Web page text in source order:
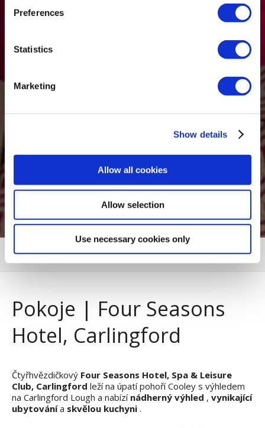
Preferences
Statistics
Marketing
Show details
Allow all cookies
Allow selection
Use necessary cookies only
NABÍDKA
Pokoje | Four Seasons
Hotel, Carlingford
Čtyřhvězdičkový Four Seasons Hotel, Spa & Leisure
Club, Carlingford leží na úpatí pohoří Cooley s výhledem
na Carlingford Lough a nabízí nádherný výhled , vynikající
ubytovánía skvělou kuchyni .